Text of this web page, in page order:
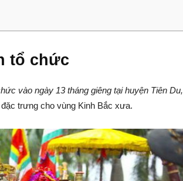
tổ chức
vào ngày 13 tháng giêng tại huyện Tiên Du,
trưng cho vùng Kinh Bắc xưa.